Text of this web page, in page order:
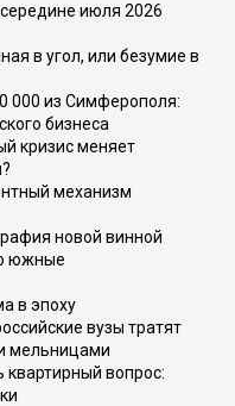
июля 2026
в угол, или безумие в
000 из Симферополя:
бизнеса
кризис меняет
механизм
новой винной
южные
в эпоху
вузы тратят
мельницами
вопрос: